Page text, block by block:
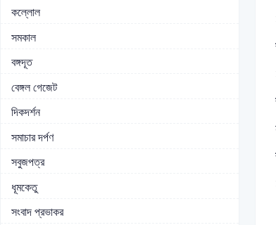
কল্লোল
সমকাল
বঙ্গদূত
বেঙ্গল গেজেট
দিকদর্শন
সমাচার দর্পণ
সবুজপত্র
ধূমকেতু
সংবাদ প্রভাকর